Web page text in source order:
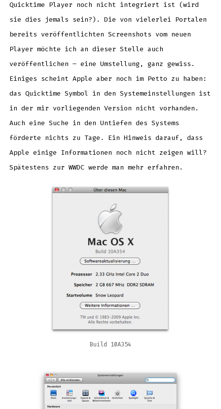
Quicktime Player noch nicht integriert ist (wird
sie dies jemals sein?). Die von vielerlei Portalen
bereits veröffentlichten Screenshots vom neuen
Player möchte ich an dieser Stelle auch
veröffentlichen – eine Umstellung, ganz gewiss.
Einiges scheint Apple aber noch im Petto zu haben:
das Quicktime Symbol in den Systemeinstellungen ist
in der mir vorliegenden Version nicht vorhanden.
Auch eine Suche in den Untiefen des Systems
förderte nichts zu Tage. Ein Hinweis darauf, dass
Apple einige Informationen noch nicht zeigen will?
Spätestens zur WWDC werde man mehr erfahren.
Build 10A354